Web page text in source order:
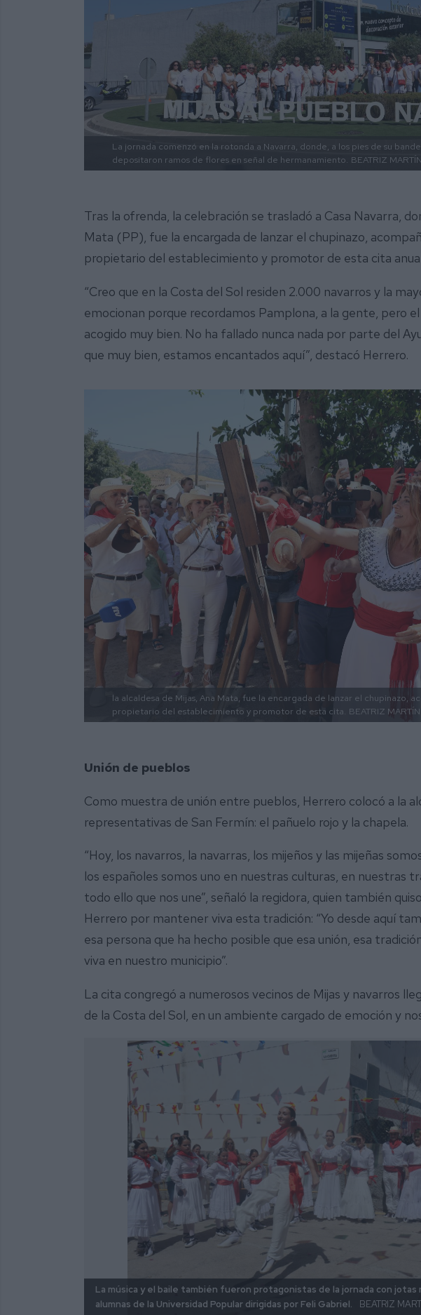
La jornada comenzó en la rotonda a Navarra, donde, a los pies de su
depositaron ramos de flores en señal de hermanamiento. BEATRIZ MARTÍN
Tras la ofrenda, la celebración se trasladó a Casa Navarra,
Mata (PP), fue la encargada de lanzar el chupinazo,
propietario del establecimiento y promotor de esta cita
“Creo que en la Costa del Sol residen 2.000 navarros y la
emocionan porque recordamos Pamplona, a la gente, pero
acogido muy bien. No ha fallado nunca nada por parte del
que muy bien, estamos encantados aquí”, destacó Herrero.
la alcaldesa de Mijas, Ana Mata, fue la encargada de lanzar el chupinazo,
propietario del establecimiento y promotor de esta cita. BEATRIZ MARTÍN
Unión de pueblos
Como muestra de unión entre pueblos, Herrero colocó a la
representativas de San Fermín: el pañuelo rojo y la chapela.
“Hoy, los navarros, la navarras, los mijeños y las mijeñas
los españoles somos uno en nuestras culturas, en nuestras
todo ello que nos une”, señaló la regidora, quien también
Herrero por mantener viva esta tradición: “Yo desde aquí
esa persona que ha hecho posible que esa unión, esa
viva en nuestro municipio”.
La cita congregó a numerosos vecinos de Mijas y navarros
de la Costa del Sol, en un ambiente cargado de emoción y
La música y el baile también fueron protagonistas de la jornada con
alumnas de la Universidad Popular dirigidas por Feli Gabriel.
BEATRIZ